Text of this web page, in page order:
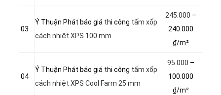
03
Ý Thuận Phát báo giá thi công tấm xốp
cách nhiệt XPS 100 mm
245.000 –
240.000
₫/m²
04
Ý Thuận Phát báo giá thi công tấm xốp
cách nhiệt XPS Cool Farm 25 mm
95.000 –
100.000
₫/m²